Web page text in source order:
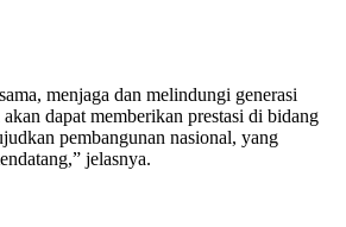
menjaga dan melindungi generasi
dapat memberikan prestasi di bidang
pembangunan nasional, yang
jelasnya.